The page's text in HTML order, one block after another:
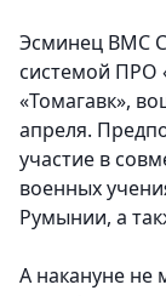
Эсминец ВМС
системой ПРО
«Томагавк»,
апреля.
участие в
военных
Румынии, а
А накануне не